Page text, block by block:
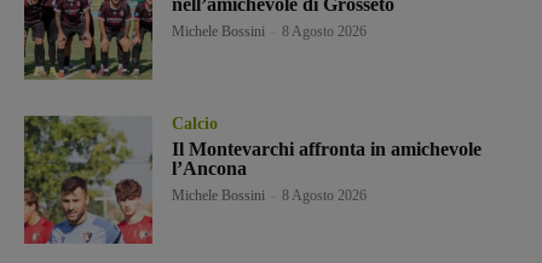
Michele Bossini 8 Agosto 2026
Calcio
Il Montevarchi affronta in amichevole
l’Ancona
Michele Bossini 8 Agosto 2026